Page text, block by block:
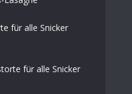
für alle Snicker
für alle Snicker